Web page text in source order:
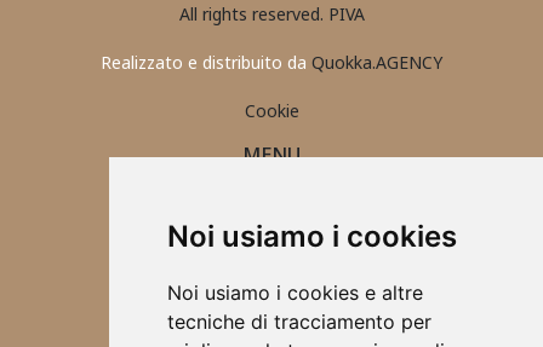
Noi usiamo i cookies
Noi usiamo i cookies e altre
tecniche di tracciamento per
All rights reserved. PIVA
Realizzato e distribuito da Quokka.AGENCY
Cookie
MENU
CONTATTI
ABBIGLIAMENTO 2025
TOVAGLIETTE ALL'AMERICANA
SCRUNCHIES